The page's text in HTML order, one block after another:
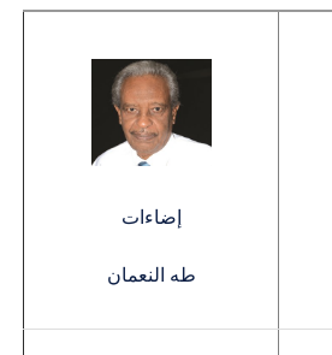
إضاءات
طه النعمان